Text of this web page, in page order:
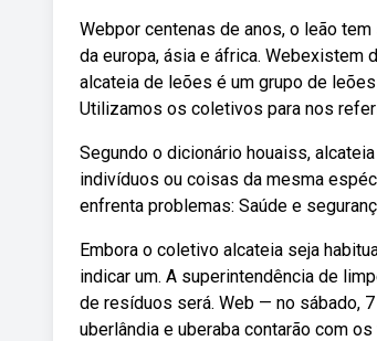
Webpor centenas de anos, o leão
da europa, ásia e áfrica.
alcateia de leões é um grupo de
Utilizamos os coletivos para nos
Segundo o dicionário houaiss,
indivíduos ou coisas da mesma
enfrenta problemas: Saúde e
Embora o coletivo alcateia seja
indicar um. A superintendência de
de resíduos será. Web — no sábado,
uberlândia e uberaba contarão com